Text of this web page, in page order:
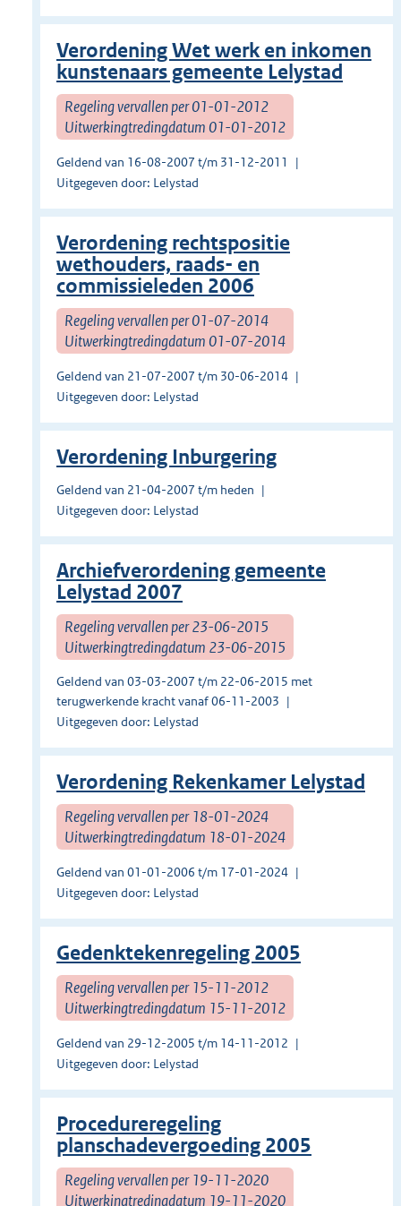
Verordening Wet werk en inkomen
kunstenaars gemeente Lelystad
Regeling vervallen per 01-01-2012
Uitwerkingtredingdatum 01-01-2012
Geldend van 16-08-2007 t/m 31-12-2011
Uitgegeven door: Lelystad
Verordening rechtspositie
wethouders, raads- en
commissieleden 2006
Regeling vervallen per 01-07-2014
Uitwerkingtredingdatum 01-07-2014
Geldend van 21-07-2007 t/m 30-06-2014
Uitgegeven door: Lelystad
Verordening Inburgering
Geldend van 21-04-2007 t/m heden
Uitgegeven door: Lelystad
Archiefverordening gemeente
Lelystad 2007
Regeling vervallen per 23-06-2015
Uitwerkingtredingdatum 23-06-2015
Geldend van 03-03-2007 t/m 22-06-2015 met
terugwerkende kracht vanaf 06-11-2003
Uitgegeven door: Lelystad
Verordening Rekenkamer Lelystad
Regeling vervallen per 18-01-2024
Uitwerkingtredingdatum 18-01-2024
Geldend van 01-01-2006 t/m 17-01-2024
Uitgegeven door: Lelystad
Gedenktekenregeling 2005
Regeling vervallen per 15-11-2012
Uitwerkingtredingdatum 15-11-2012
Geldend van 29-12-2005 t/m 14-11-2012
Uitgegeven door: Lelystad
Procedureregeling
planschadevergoeding 2005
Regeling vervallen per 19-11-2020
Uitwerkingtredingdatum 19-11-2020